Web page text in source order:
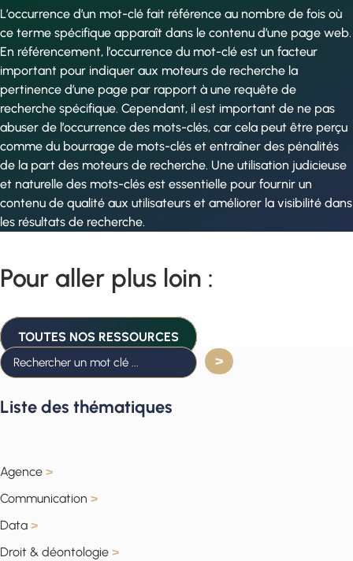
L’occurrence d’un mot-clé fait référence au nombre de fois où
ce terme spécifique apparaît dans le contenu d’une page web.
En référencement, l’occurrence du mot-clé est un facteur
important pour indiquer aux moteurs de recherche la
pertinence d’une page par rapport à une requête de
recherche spécifique. Cependant, il est important de ne pas
abuser de l’occurrence des mots-clés, car cela peut être perçu
comme du bourrage de mots-clés et entraîner des pénalités
de la part des moteurs de recherche. Une utilisation judicieuse
et naturelle des mots-clés est essentielle pour fournir un
contenu de qualité aux utilisateurs et améliorer la visibilité dans
les résultats de recherche.
Pour aller plus loin :
TOUTES NOS RESSOURCES
Liste des thématiques
Agence >
Communication >
Data >
Droit & déontologie >